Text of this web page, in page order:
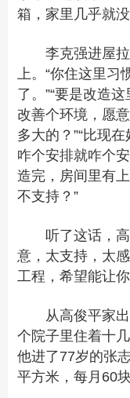
箱，家里几乎就没
李克强进屋拉
上。“你住这里习
了。”“要是改造
改善个环境，愿
多大的？”“比现
咋个安排就咋个
造完，房间里有
不支持？”
听了这话，高
意，太支持，太
工程，希望能让
从高俊平家出
个院子里住着十
他进了77岁的张
平方米，每月60块